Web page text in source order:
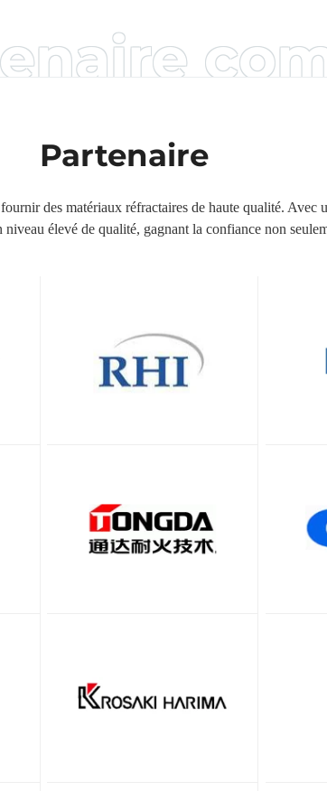
Partenaire
des matériaux réfractaires de haute qualité. Avec
élevé de qualité, gagnant la confiance non